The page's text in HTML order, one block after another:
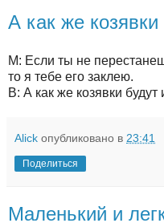
А как же козявки
М: Если ты не
то я тебе его заклею.
В: А как же козявки будут
Alick опубликовано в 23:41
Поделиться
Маленький и